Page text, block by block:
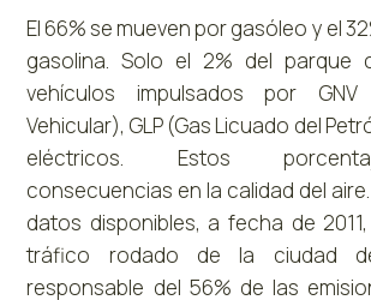
El 66% se mueven por gasóleo y el
gasolina. Solo el 2% del parque
vehículos impulsados por
Vehicular), GLP (Gas Licuado del
eléctricos. Estos
consecuencias en la calidad del
datos disponibles, a fecha de
tráfico rodado de la ciudad
responsable del 56% de las